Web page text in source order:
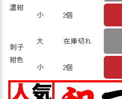
濃紺
小 2個
刺子
紺色
大 在庫切れ
小 2個